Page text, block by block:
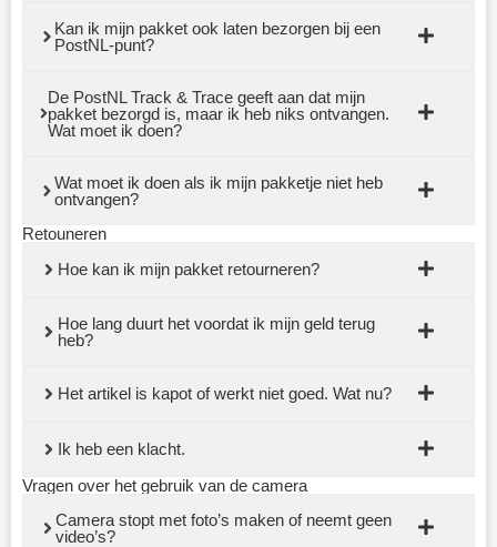
Kan ik mijn pakket ook laten bezorgen bij een
PostNL-punt?
De PostNL Track & Trace geeft aan dat mijn
pakket bezorgd is, maar ik heb niks ontvangen.
Wat moet ik doen?
Wat moet ik doen als ik mijn pakketje niet heb
ontvangen?
Retouneren
Hoe kan ik mijn pakket retourneren?
Hoe lang duurt het voordat ik mijn geld terug
heb?
Het artikel is kapot of werkt niet goed. Wat nu?
Ik heb een klacht.
Vragen over het gebruik van de camera
Camera stopt met foto’s maken of neemt geen
video’s?